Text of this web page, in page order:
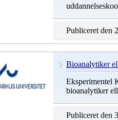
Publiceret den
Bioanalytiker
Eksperimentel
bioanalytiker
Publiceret den